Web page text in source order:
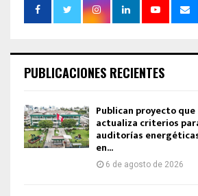
PUBLICACIONES RECIENTES
Publican proyecto que
actualiza criterios
auditorías
en...
6 de agosto de 2026